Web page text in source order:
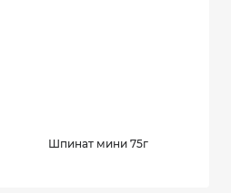
Шпинат мини 75г